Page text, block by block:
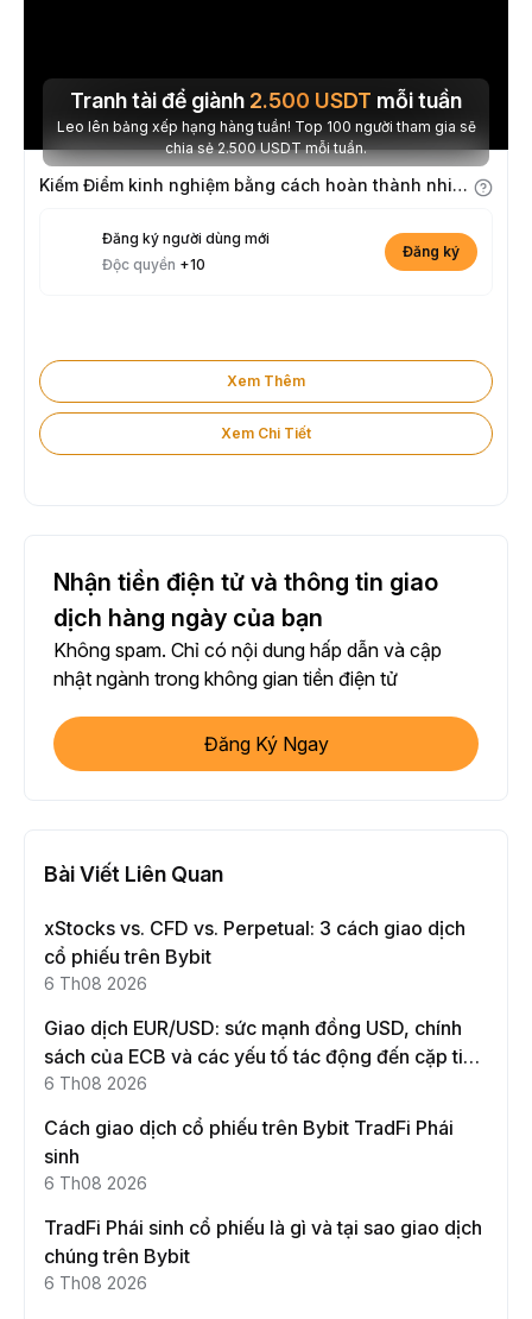
Tranh tài để giành 2.500 USDT mỗi tuần
Leo lên bảng xếp hạng hàng tuần! Top 100 người tham gia sẽ
chia sẻ 2.500 USDT mỗi tuần.
Kiếm Điểm kinh nghiệm bằng cách hoàn thành nhiệm vụ
Đăng ký người dùng mới
Độc quyền +10
Đăng ký
Xem Thêm
Xem Chi Tiết
Nhận tiền điện tử và thông tin giao
dịch hàng ngày của bạn
Không spam. Chỉ có nội dung hấp dẫn và cập
nhật ngành trong không gian tiền điện tử
Đăng Ký Ngay
Bài Viết Liên Quan
xStocks vs. CFD vs. Perpetual: 3 cách giao dịch
cổ phiếu trên Bybit
6 Th08 2026
Giao dịch EUR/USD: sức mạnh đồng USD, chính
sách của ECB và các yếu tố tác động đến cặp tiền
này
6 Th08 2026
Cách giao dịch cổ phiếu trên Bybit TradFi Phái
sinh
6 Th08 2026
TradFi Phái sinh cổ phiếu là gì và tại sao giao dịch
chúng trên Bybit
6 Th08 2026